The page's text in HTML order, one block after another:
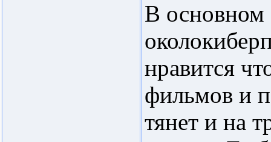
В основном
нравится
фильмов и
тянет и на